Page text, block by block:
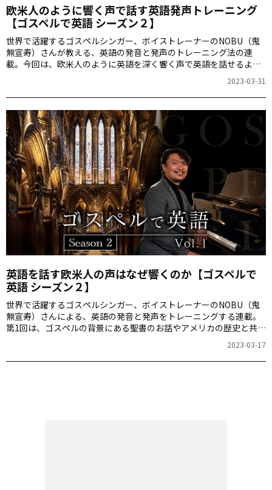
欧米人のように響く声で話す英語発声トレーニング
【ゴスペルで英語 シーズン２】
世界で活躍するゴスペルシンガー、ボイストレーナーのNOBU（鬼
無宣寿）さんが教える、英語の発音と発声のトレーニング法の連
載。今回は、欧米人のように英語を深く響く声で英語を話せるよう
になるトレーニング法を紹介します。記事の最後で響く声を出す練
習ができるゴスペルの動画を紹介しています。NOBUさんと一緒に
「Wade in the Water」を熱唱してみましょう。
2023-03-31
英語を話す欧米人の声はなぜ響くのか【ゴスペルで
英語 シーズン２】
世界で活躍するゴスペルシンガー、ボイストレーナーのNOBU（鬼
無宣寿）さんによる、英語の発音と発声をトレーニングする連載。
第1回は、ゴスペルの背景にある聖書のお話やアメリカの歴史と共
2023-03-17